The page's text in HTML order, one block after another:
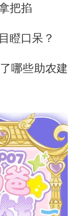
把掐
瞪口呆？
哪些助农建